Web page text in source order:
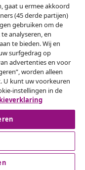
website van vidaXL
gaat u ermee akkoord
(45 derde partijen)
gebruiken om de
analyseren, en
te bieden. Wij en
surfgedrag op
advertenties en voor
worden alleen
U kunt uw voorkeuren
instellingen in de